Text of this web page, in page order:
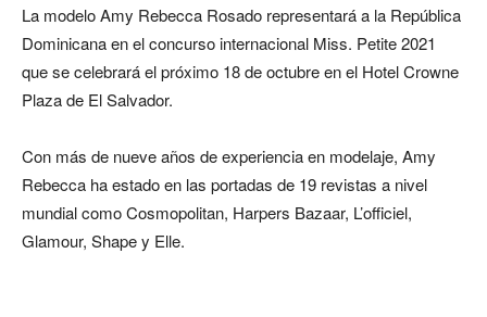
La modelo Amy Rebecca Rosado representará a la República
Dominicana en el concurso internacional Miss. Petite 2021
que se celebrará el próximo 18 de octubre en el Hotel Crowne
Plaza de El Salvador.
Con más de nueve años de experiencia en modelaje, Amy
Rebecca ha estado en las portadas de 19 revistas a nivel
mundial como Cosmopolitan, Harpers Bazaar, L’officiel,
Glamour, Shape y Elle.